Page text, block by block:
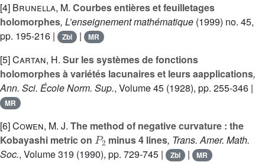
[4] Brunella, M. Courbes entières et feuilletages
holomorphes, L’enseignement mathématique (1999) no. 45,
pp. 195-216 |
Zbl | MR
[5]Cartan, H. Sur les systèmes de fonctions
holomorphes à variétés lacunaires et leurs aapplications,
Ann. Sci. École Norm. Sup., Volume 45 (1928), pp. 255-346 |
MR
[6]Cowen, M. J. The method of negative curvature : the
Kobayashi metric on
P2
minus 4 lines, Trans. Amer. Math.
Soc., Volume 319 (1990), pp. 729-745 | Zbl | MR